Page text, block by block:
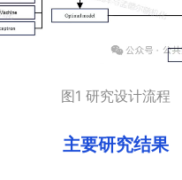
图1 研究设计流程
主要研究结果